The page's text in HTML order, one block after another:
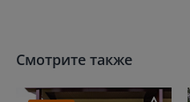
Смотрите также